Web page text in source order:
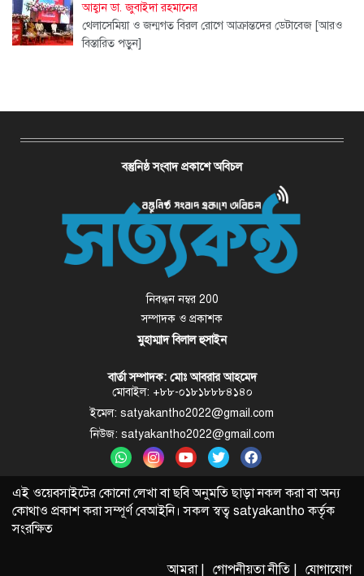
আহ্বান ডা. জুবাইদা রহমানের
থেলাসেমিয়া ও জন্মগত বিরল রোগে আক্রান্তদের ডেটাবেজ [আরও
বিস্তারিত পড়ুন]
বস্তুনিষ্ঠ সংবাদ প্রকাশে অবিচল
নিবন্ধন নম্বর 200
সম্পাদক ও প্রকাশক
মুহাম্মাদ বিলাল হুসাইন
বার্তা সম্পাদক: মোঃ আবরার আহমেদ
মোবাইল: +৮৮-০১৮১৮৮৮৪১৪০
ইমেল: satyakantho2022@gmail.com
নিউজ: satyakantho2022@gmail.com
এই ওয়েবসাইটের কোনো লেখা বা ছবি অনুমতি ছাড়া নকল করা বা অন্য
কোথাও প্রকাশ করা সম্পূর্ণ বেআইনি। সকল স্বত্ব satyakantho কর্তৃক
সংরক্ষিত
আমরা | গোপনীয়তা নীতি | যোগাযোগ